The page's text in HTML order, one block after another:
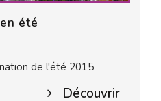
été
de l'été 2015
Découvrir